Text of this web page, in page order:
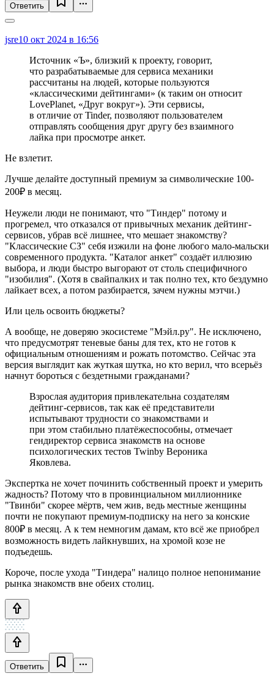
Ответить
jsre10 окт 2024 в 16:56
Источник «Ъ», близкий к проекту, говорит,
что разрабатываемые для сервиса механики
рассчитаны на людей, которые пользуются
«классическими дейтингами» (к таким он относит
LovePlanet, «Друг вокруг»). Эти сервисы,
в отличие от Tinder, позволяют пользователем
отправлять сообщения друг другу без взаимного
лайка при просмотре анкет.
Не взлетит.
Лучше делайте доступный премиум за символические 100-
200₽ в месяц.
Неужели люди не понимают, что "Тиндер" потому и
прогремел, что отказался от привычных механик дейтинг-
сервисов, убрав всё лишнее, что мешает знакомству?
"Классические СЗ" себя изжили на фоне любого мало-мальски
современного продукта. "Каталог анкет" создаёт иллюзию
выбора, и люди быстро выгорают от столь специфичного
"изобилия". (Хотя в свайпалких и так полно тех, кто бездумно
лайкает всех, а потом разбирается, зачем нужны мэтчи.)
Или цель освоить бюджеты?
А вообще, не доверяю экосистеме "Мэйл.ру". Не исключено,
что предусмотрят теневые баны для тех, кто не готов к
официальным отношениям и рожать потомство. Сейчас эта
версия выглядит как жуткая шутка, но кто верил, что всерьёз
начнут бороться с бездетными гражданами?
Взрослая аудитория привлекательна создателям
дейтинг‑сервисов, так как её представители
испытывают трудности со знакомствами и
при этом стабильно платёжеспособны, отмечает
гендиректор сервиса знакомств на основе
психологических тестов Twinby Вероника
Яковлева.
Экспертка не хочет починить собственный проект и умерить
жадность? Потому что в провинциальном миллионнике
"Твинби" скорее мёртв, чем жив, ведь местные женщины
почти не покупают премиум-подписку на него за конские
800₽ в месяц. А к тем немногим дамам, кто всё же приобрел
возможность видеть лайкнувших, на хромой козе не
подъедешь.
Короче, после ухода "Тиндера" налицо полное непонимание
рынка знакомств вне обеих столиц.
Ответить